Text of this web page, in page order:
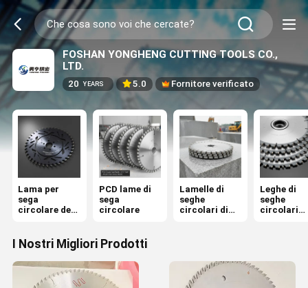
FOSHAN YONGHENG CUTTING TOOLS CO.,
LTD.
20 YEARS 5.0 Fornitore verificato
Lama per
sega
circolare del
PCD lame di
sega
circolare
Lamelle di
seghe
circolari di
Leghe di
seghe
circolari
I Nostri Migliori Prodotti